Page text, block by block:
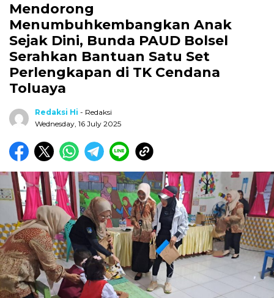
Mendorong
Menumbuhkembangkan Anak
Sejak Dini, Bunda PAUD Bolsel
Serahkan Bantuan Satu Set
Perlengkapan di TK Cendana
Toluaya
Redaksi Hi - Redaksi
Wednesday, 16 July 2025